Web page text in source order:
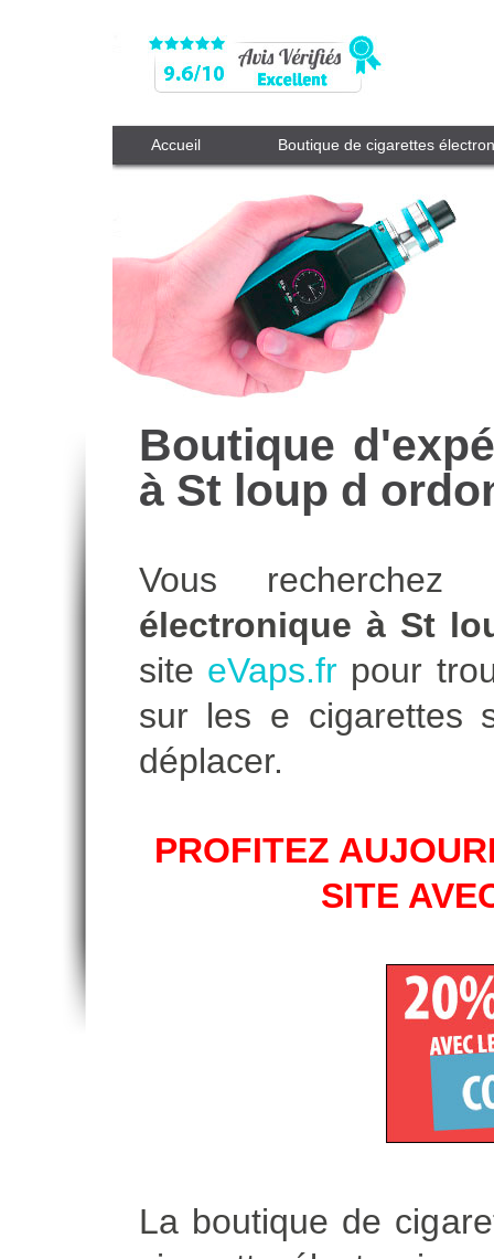
Accueil Boutique de cigarettes
Boutique
à St loup d
Vous
électronique à St
site eVaps.frpour
sur les e cigarettes
déplacer.
PROFITEZ
SITE
La boutique de